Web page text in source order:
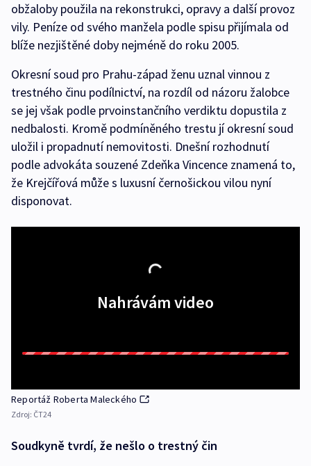
obžaloby použila na rekonstrukci, opravy a další provoz
vily. Peníze od svého manžela podle spisu přijímala od
blíže nezjištěné doby nejméně do roku 2005.
Okresní soud pro Prahu-západ ženu uznal vinnou z
trestného činu podílnictví, na rozdíl od názoru žalobce
se jej však podle prvoinstančního verdiktu dopustila z
nedbalosti. Kromě podmíněného trestu jí okresní soud
uložil i propadnutí nemovitosti. Dnešní rozhodnutí
podle advokáta souzené Zdeňka Vincence znamená to,
že Krejčířová může s luxusní černošickou vilou nyní
disponovat.
Nahrávám video
Reportáž Roberta Maleckého
Zdroj: ČT24
Soudkyně tvrdí, že nešlo o trestný čin